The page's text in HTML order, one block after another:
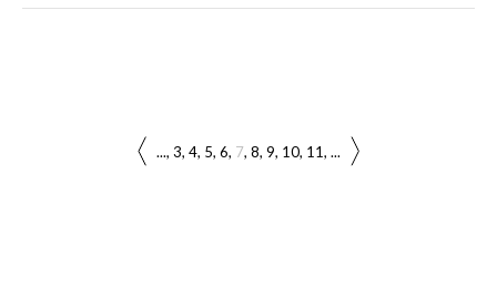
... 3 4 5 6 7 8 9 10 11 ...